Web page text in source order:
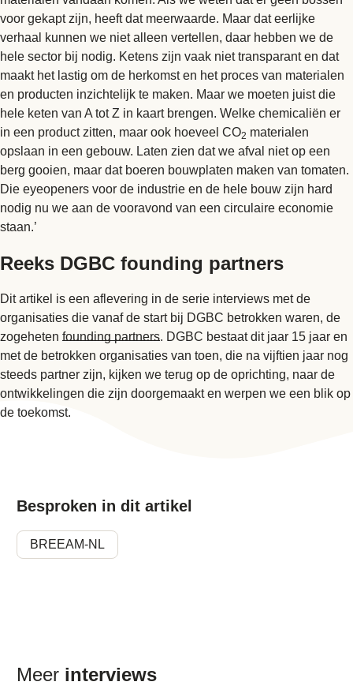
voor gekapt zijn, heeft dat meerwaarde. Maar dat eerlijke
verhaal kunnen we niet alleen vertellen, daar hebben we de
hele sector bij nodig. Ketens zijn vaak niet transparant en dat
maakt het lastig om de herkomst en het proces van materialen
en producten inzichtelijk te maken. Maar we moeten juist die
hele keten van A tot Z in kaart brengen. Welke chemicaliën er
in een product zitten, maar ook hoeveel CO2 materialen
opslaan in een gebouw. Laten zien dat we afval niet op een
berg gooien, maar dat boeren bouwplaten maken van tomaten.
Die eyeopeners voor de industrie en de hele bouw zijn hard
nodig nu we aan de vooravond van een circulaire economie
staan.’
Reeks DGBC founding partners
Dit artikel is een aflevering in de serie interviews met de
organisaties die vanaf de start bij DGBC betrokken waren, de
zogeheten founding partners. DGBC bestaat dit jaar 15 jaar en
met de betrokken organisaties van toen, die na vijftien jaar nog
steeds partner zijn, kijken we terug op de oprichting, naar de
ontwikkelingen die zijn doorgemaakt en werpen we een blik op
de toekomst.
Besproken in dit artikel
BREEAM-NL
Meer interviews